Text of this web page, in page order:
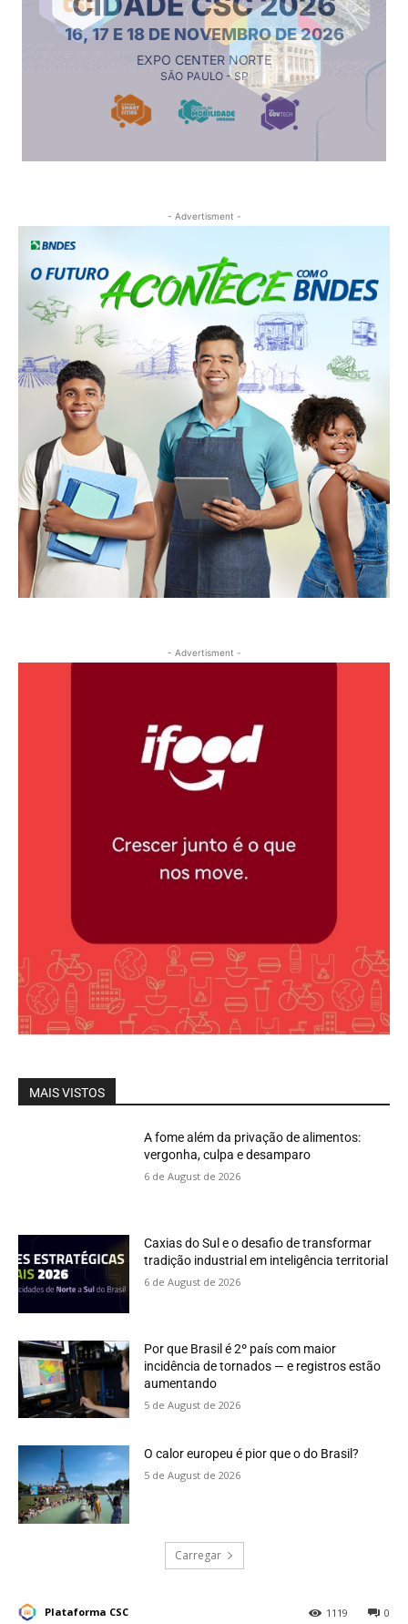
- Advertisment -
- Advertisment -
MAIS VISTOS
A fome além da privação de alimentos:
vergonha, culpa e desamparo
6 de August de 2026
Caxias do Sul e o desafio de transformar
tradição industrial em inteligência territorial
6 de August de 2026
Por que Brasil é 2º país com maior
incidência de tornados — e registros estão
aumentando
5 de August de 2026
O calor europeu é pior que o do Brasil?
5 de August de 2026
Carregar
Plataforma CSC 0
1119